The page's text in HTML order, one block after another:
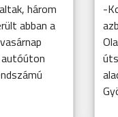
három
abban a
-